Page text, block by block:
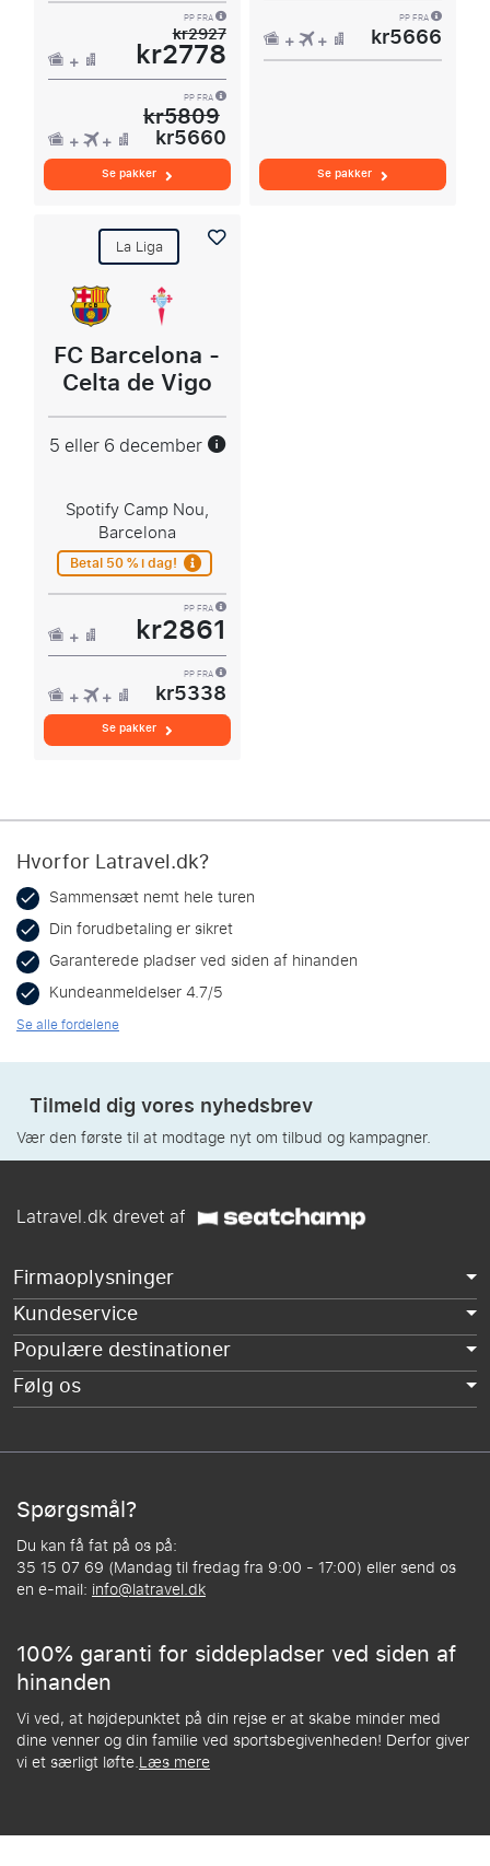
PP FRA
kr2927
kr2778
PP FRA
kr5809
kr5660
Se pakker
PP FRA
kr5666
Se pakker
La Liga
FC Barcelona -
Celta de Vigo
5 eller 6 december
Spotify Camp Nou,
Barcelona
Betal 50 % i dag!
PP FRA
kr2861
PP FRA
kr5338
Se pakker
Hvorfor Latravel.dk?
Sammensæt nemt hele turen
Din forudbetaling er sikret
Garanterede pladser ved siden af hinanden
Kundeanmeldelser 4.7/5
Se alle fordelene
Tilmeld dig vores nyhedsbrev
Vær den første til at modtage nyt om tilbud og kampagner.
Latravel.dk drevet af
Firmaoplysninger
Kundeservice
Populære destinationer
Følg os
Spørgsmål?
Du kan få fat på os på:
35 15 07 69 (Mandag til fredag fra 9:00 - 17:00) eller send os
en e-mail: info@latravel.dk
100% garanti for siddepladser ved siden af
hinanden
Vi ved, at højdepunktet på din rejse er at skabe minder med
dine venner og din familie ved sportsbegivenheden! Derfor giver
vi et særligt løfte.Læs mere